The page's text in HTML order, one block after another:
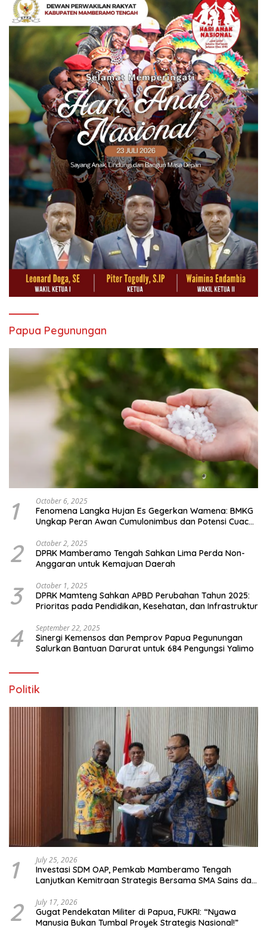
Papua Pegunungan
1 October 6, 2025
Fenomena Langka Hujan Es Gegerkan Wamena: BMKG
Ungkap Peran Awan Cumulonimbus dan Potensi Cuaca
2 October 2, 2025
DPRK Mamberamo Tengah Sahkan Lima Perda Non-
Anggaran untuk Kemajuan Daerah
3 October 1, 2025
DPRK Mamteng Sahkan APBD Perubahan Tahun 2025:
Prioritas pada Pendidikan, Kesehatan, dan Infrastruktur
4 September 22, 2025
Sinergi Kemensos dan Pemprov Papua Pegunungan
Salurkan Bantuan Darurat untuk 684 Pengungsi Yalimo
Politik
1 July 25, 2026
Investasi SDM OAP, Pemkab Mamberamo Tengah
Lanjutkan Kemitraan Strategis Bersama SMA Sains dan
2 July 17, 2026
Gugat Pendekatan Militer di Papua, FUKRI: “Nyawa
Manusia Bukan Tumbal Proyek Strategis Nasional!”